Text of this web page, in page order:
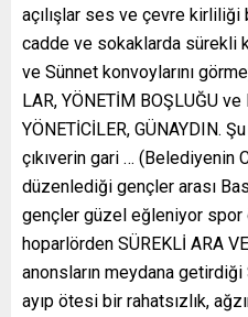
açılışlar ses ve çevre kirliliği
cadde ve sokaklarda sürekli
ve Sünnet konvoylarını
LAR, YÖNETİM BOŞLUĞU
YÖNETİCİLER, GÜNAYDIN.
çıkıverin gari … (Belediyenin
düzenlediği gençler arası
gençler güzel eğleniyor
hoparlörden SÜREKLİ ARA
anonsların meydana
ayıp ötesi bir rahatsızlık,